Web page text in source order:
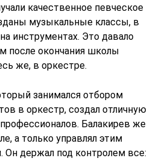
качественное певческое
музыкальные классы, в
инструментах. Это давало
после окончания школы
же, в оркестре.
занимался отбором
в оркестр, создал отличную
Балакирев же
а только управлял этим
держал под контролем все: